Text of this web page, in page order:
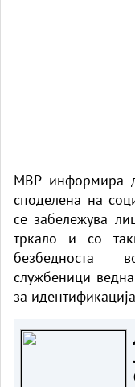
МВР информира
споделена на
се забележува
тркало и со
безбедноста
службеници
за